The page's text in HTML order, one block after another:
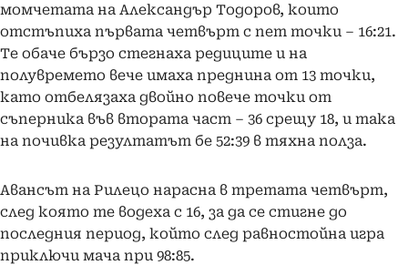
момчетата на Александър Тодоров, които
отстъпиха първата четвърт с пет точки – 16:21.
Те обаче бързо стегнаха редиците и на
полувремето вече имаха преднина от 13 точки,
като отбелязаха двойно повече точки от
съперника във втората част – 36 срещу 18, и така
на почивка резултатът бе 52:39 в тяхна полза.
Авансът на Рилецо нарасна в третата четвърт,
след която те водеха с 16, за да се стигне до
последния период, който след равностойна игра
приключи мача при 98:85.